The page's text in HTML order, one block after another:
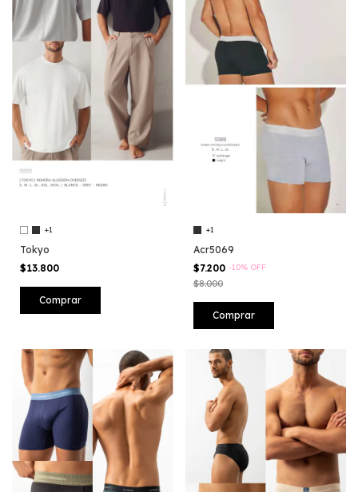
+1
Tokyo
$13.800
Comprar
+1
Acr5069
$7.200 -10% OFF
$8.000
Comprar